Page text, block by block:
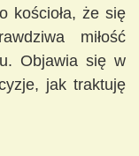
kościoła, że się
miłość
Objawia się w
jak traktuję